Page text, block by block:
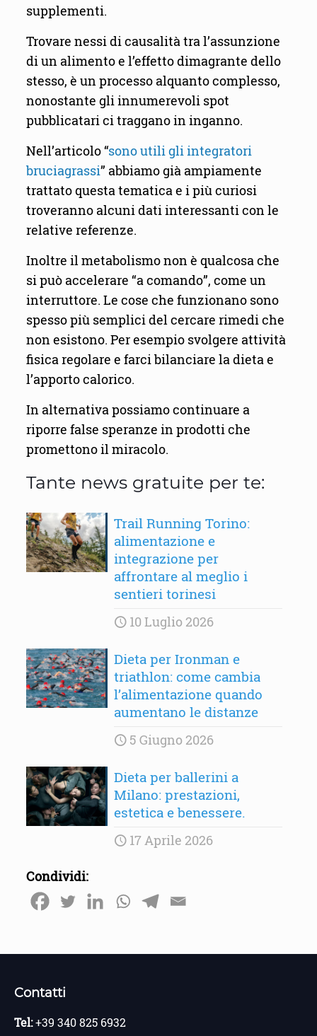
supplementi.
Trovare nessi di causalità tra l’assunzione
di un alimento e l’effetto dimagrante dello
stesso, è un processo alquanto complesso,
nonostante gli innumerevoli spot
pubblicatari ci traggano in inganno.
Nell’articolo “sono utili gli integratori
bruciagrassi” abbiamo già ampiamente
trattato questa tematica e i più curiosi
troveranno alcuni dati interessanti con le
relative referenze.
Inoltre il metabolismo non è qualcosa che
si può accelerare “a comando”, come un
interruttore. Le cose che funzionano sono
spesso più semplici del cercare rimedi che
non esistono. Per esempio svolgere attività
fisica regolare e farci bilanciare la dieta e
l’apporto calorico.
In alternativa possiamo continuare a
riporre false speranze in prodotti che
promettono il miracolo.
Tante news gratuite per te:
Trail Running Torino:
alimentazione e
integrazione per
affrontare al meglio i
sentieri torinesi
10 Luglio 2026
Dieta per Ironman e
triathlon: come cambia
l’alimentazione quando
aumentano le distanze
5 Giugno 2026
Dieta per ballerini a
Milano: prestazioni,
estetica e benessere.
17 Aprile 2026
Condividi:
Contatti
Tel:+39 340 825 6932